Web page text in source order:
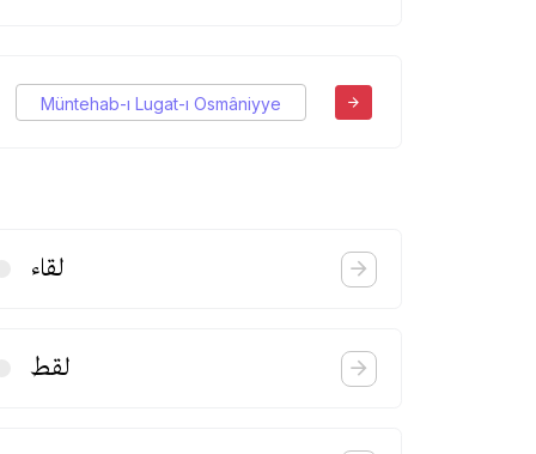
Müntehab-ı Lugat-ı Osmâniyye
لقاء
لقط